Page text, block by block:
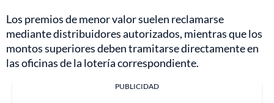
Los premios de menor valor suelen reclamarse
mediante distribuidores autorizados, mientras que los
montos superiores deben tramitarse directamente en
las oficinas de la lotería correspondiente.
PUBLICIDAD